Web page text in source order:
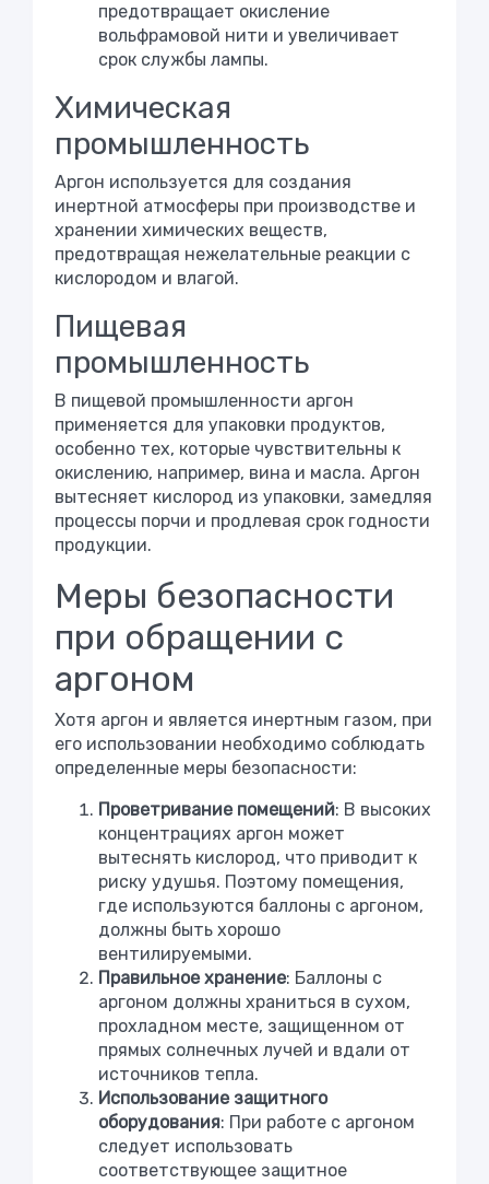
предотвращает окисление
вольфрамовой нити и увеличивает
срок службы лампы.
Химическая
промышленность
Аргон используется для создания
инертной атмосферы при производстве и
хранении химических веществ,
предотвращая нежелательные реакции с
кислородом и влагой.
Пищевая
промышленность
В пищевой промышленности аргон
применяется для упаковки продуктов,
особенно тех, которые чувствительны к
окислению, например, вина и масла. Аргон
вытесняет кислород из упаковки, замедляя
процессы порчи и продлевая срок годности
продукции.
Меры безопасности
при обращении с
аргоном
Хотя аргон и является инертным газом, при
его использовании необходимо соблюдать
определенные меры безопасности:
Проветривание помещений: В высоких
концентрациях аргон может
вытеснять кислород, что приводит к
риску удушья. Поэтому помещения,
где используются баллоны с аргоном,
должны быть хорошо
вентилируемыми.
Правильное хранение: Баллоны с
аргоном должны храниться в сухом,
прохладном месте, защищенном от
прямых солнечных лучей и вдали от
источников тепла.
Использование защитного
оборудования: При работе с аргоном
следует использовать
соответствующее защитное